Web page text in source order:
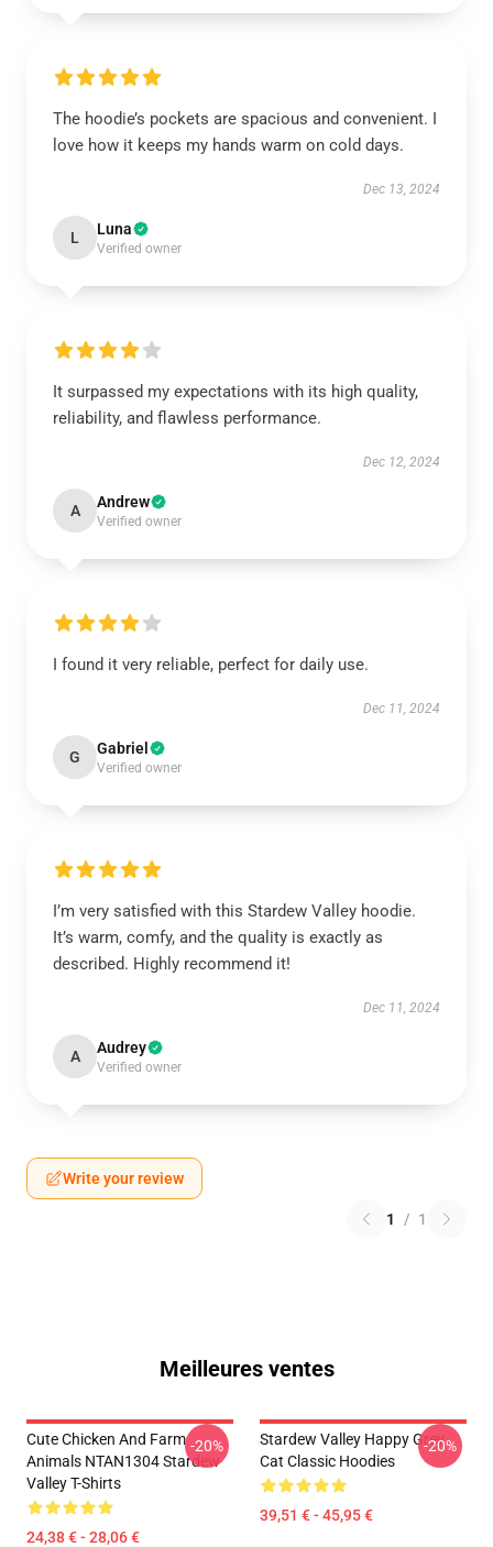
The hoodie’s pockets are spacious and convenient. I
love how it keeps my hands warm on cold days.
Dec 13, 2024
L Luna
Verified owner
It surpassed my expectations with its high quality,
reliability, and flawless performance.
Dec 12, 2024
A Andrew
Verified owner
I found it very reliable, perfect for daily use.
Dec 11, 2024
G Gabriel
Verified owner
I’m very satisfied with this Stardew Valley hoodie.
It’s warm, comfy, and the quality is exactly as
described. Highly recommend it!
Dec 11, 2024
A Audrey
Verified owner
Write your review
1 / 1
Meilleures ventes
Cute Chicken And Farm
Animals NTAN1304 Stardew
Valley T-Shirts
24,38 € - 28,06 €
-20%
Stardew Valley Happy Grey
Cat Classic Hoodies
39,51 € - 45,95 €
-20%